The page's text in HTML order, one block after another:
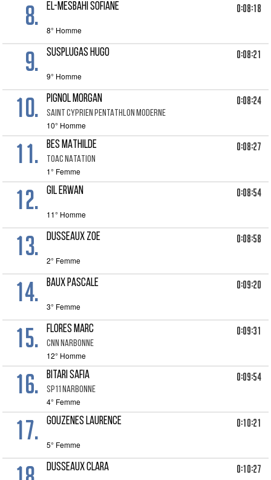
8. EL-MESBAHI SOFIANE 0:08:18
8° Homme
9. SUSPLUGAS HUGO 0:08:21
9° Homme
10. PIGNOL MORGAN
SAINT CYPRIEN PENTATHLON MODERNE
0:08:24
10° Homme
11. BES MATHILDE
TOAC NATATION
0:08:27
1° Femme
12. GIL ERWAN 0:08:54
11° Homme
13. DUSSEAUX ZOE 0:08:58
2° Femme
14. BAUX PASCALE 0:09:20
3° Femme
15. FLORES MARC
CNN NARBONNE
0:09:31
12° Homme
16. BITARI SAFIA
SP11 NARBONNE
0:09:54
4° Femme
17. GOUZENES LAURENCE 0:10:21
5° Femme
DUSSEAUX CLARA 0:10:27